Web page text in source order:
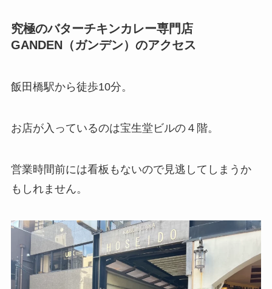
究極のバターチキンカレー専門店
GANDEN（ガンデン）のアクセス
飯田橋駅から徒歩10分。
お店が入っているのは宝生堂ビルの４階。
営業時間前には看板もないので見逃してしまうか
もしれません。